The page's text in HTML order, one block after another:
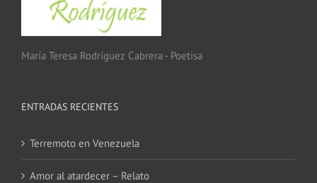
María Teresa Rodríguez Cabrera - Poetisa
ENTRADAS RECIENTES
Terremoto en Venezuela
Amor al atardecer – Relato